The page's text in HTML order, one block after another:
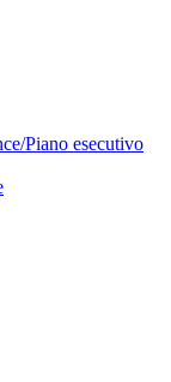
Piano esecutivo